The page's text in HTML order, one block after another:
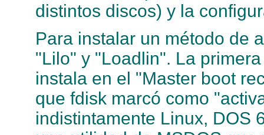
distintos discos) y la
Para instalar un método de
"Lilo" y "Loadlin". La
instala en el "Master boot
que fdisk marcó como
indistintamente Linux, DOS